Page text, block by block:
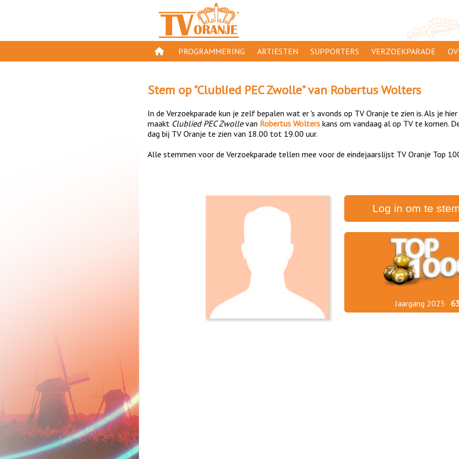
PROGRAMMERING
GESPEELD OP TV ORANJE
ORANJE KROON
TV ORANJE TOP 1000
11 VAN ORANJE
ARTIESTEN SUPPORTERS
AANMELDEN
VERZOEKPARADE
Stem op "Clublied PEC Zwolle" van Robertus Wolters
In de Verzoekparade kun je zelf bepalen wat er 's avonds op TV Oranje te zien is. Als je
maakt Clublied PEC Zwollevan Robertus Wolters kans om vandaag al op TV te komen.
dag bij TV Oranje te zien van 18.00 tot 19.00 uur.
Alle stemmen voor de Verzoekparade tellen mee voor de eindejaarslijst TV Oranje Top
Log in om te
Jaargang 2025